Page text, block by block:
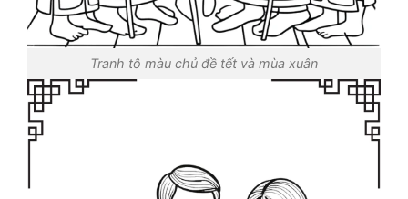
Tranh tô màu chủ đề tết và mùa xuân